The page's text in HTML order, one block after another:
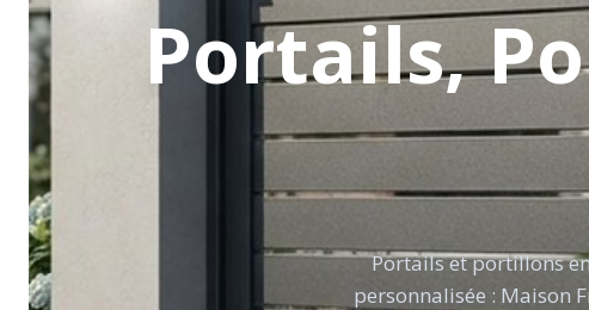
Portails,
Portails et portillons
personnalisée : Maison